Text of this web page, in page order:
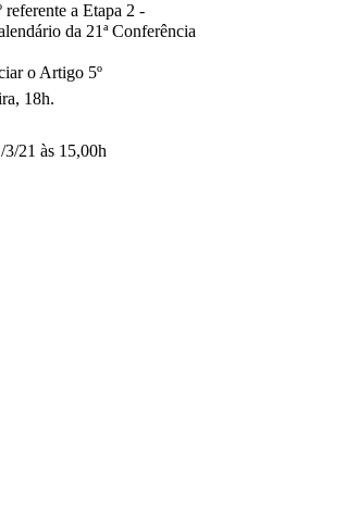
a Etapa 2 -
da 21ª Conferência
o Artigo 5º
18h.
21 às 15,00h